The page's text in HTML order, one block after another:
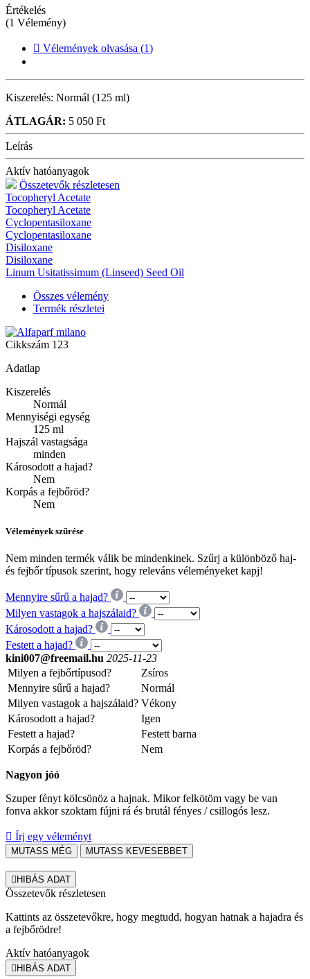
Értékelés
(1 Vélemény)
 Vélemények olvasása (1)
Kiszerelés: Normál (125 ml)
ÁTLAGÁR: 5 050 Ft
Leírás
Aktív hatóanyagok
Összetevők részletesen
Tocopheryl Acetate
Tocopheryl Acetate
Cyclopentasiloxane
Cyclopentasiloxane
Disiloxane
Disiloxane
Linum Usitatissimum (Linseed) Seed Oil
Összes vélemény
Termék részletei
Cikkszám 123
Adatlap
Kiszerelés
Normál
Mennyiségi egység
125 ml
Hajszál vastagsága
minden
Károsodott a hajad?
Nem
Korpás a fejbőröd?
Nem
Vélemények szűrése
Nem minden termék válik be mindenkinek. Szűrj a különböző haj-
és fejbőr típusok szerint, hogy releváns véleményeket kapj!
Mennyire sűrű a hajad?
Milyen vastagok a hajszálaid?
Károsodott a hajad?
Festett a hajad?
kini007@freemail.hu 2025-11-23
Milyen a fejbőrtípusod?
Zsíros
Mennyire sűrű a hajad?
Normál
Milyen vastagok a hajszálaid? Vékony
Károsodott a hajad?
Igen
Festett a hajad?
Festett barna
Korpás a fejbőröd?
Nem
Nagyon jóó
Szuper fényt kölcsönöz a hajnak. Mikor felkötöm vagy be van
fonva akkor szoktam fújni rá és brutál fényes / csillogós lesz.
 Írj egy véleményt
MUTASS MÉG MUTASS KEVESEBBET
 HIBÁS ADAT
Összetevők részletesen
Kattints az összetevőkre, hogy megtudd, hogyan hatnak a hajadra és
a fejbőrödre!
Aktív hatóanyagok
 HIBÁS ADAT